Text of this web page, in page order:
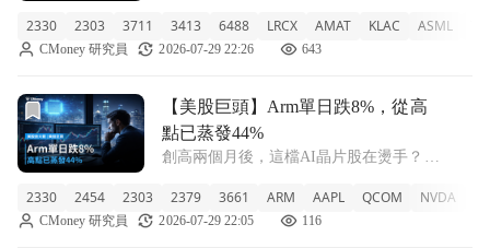
股價衝上265.13美元，單日漲幅超過5%。市場
認為驅動力來自第四財季財報優於預期，EPS
2330 2303 3711 3413 6488 LRCX AMAT KLAC ASML
CMoney 研究員 2026-07-29 22:26 643
前往【美股巨頭】Arm單日跌8%，從高點已蒸發44%文章頁
【美股巨頭】Arm單日跌8%，從高
點已蒸發44%
創高兩個月後，這檔AI晶片股在燙手？
昨天單日下跌8.11%，收在224.89美元。從6月
18日的歷史高點計算，Arm股價已累計回落
2330 2454 2303 2379 3661 ARM AAPL QCOM NVDA
CMoney 研究員 2026-07-29 22:05 116